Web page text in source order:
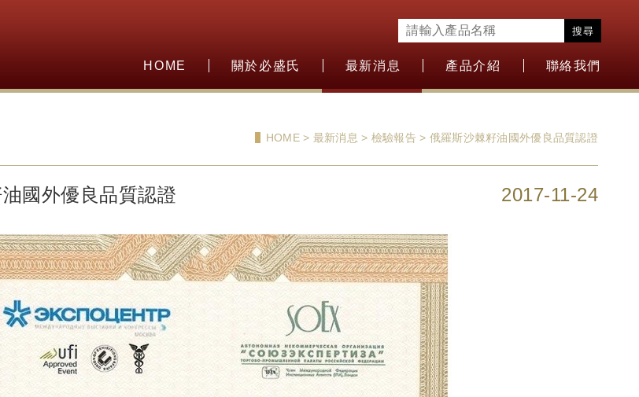
搜尋
HOME 關於必盛氏 最新消息 產品介紹 聯絡我們
HOME > 最新消息 > 檢驗報告 > 俄羅斯沙棘籽油國外優良品質認證
國外優良品質認證 2017-11-24